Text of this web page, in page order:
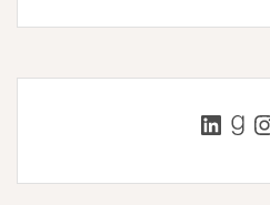
گودریدز
لینکداین